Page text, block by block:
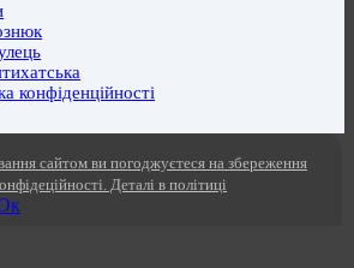
конфіденційності
сайтом ви погоджуєтеся на збереження
Деталі в політиці